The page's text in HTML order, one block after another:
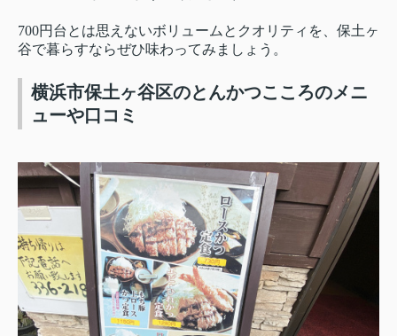
700円台とは思えないボリュームとクオリティを、保土ヶ
谷で暮らすならぜひ味わってみましょう。
横浜市保土ヶ谷区のとんかつこころのメニ
ューや口コミ